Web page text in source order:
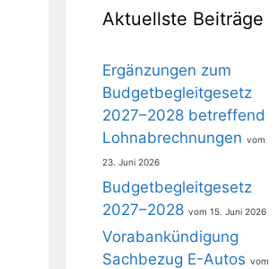
Aktuellste Beiträge
Ergänzungen zum
Budgetbegleitgesetz
2027–2028 betreffend
Lohnabrechnungen
23. Juni 2026
Budgetbegleitgesetz
2027–2028
15. Juni 2026
Vorabankündigung
Sachbezug E-Autos